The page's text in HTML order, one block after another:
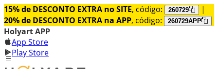
15% de DESCONTO EXTRA no SITE, código: 260729
|
20% de DESCONTO EXTRA na APP, código: 260729APP
Holyart APP
App Store
Play Store